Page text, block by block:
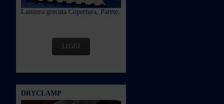
Lamiera grecata Copertura, Parete.
LEGGI
DRYCLAMP